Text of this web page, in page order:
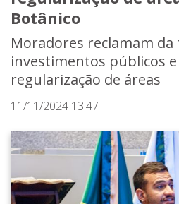
Botânico
Moradores reclamam da
investimentos públicos
regularização de áreas
11/11/2024 13:47